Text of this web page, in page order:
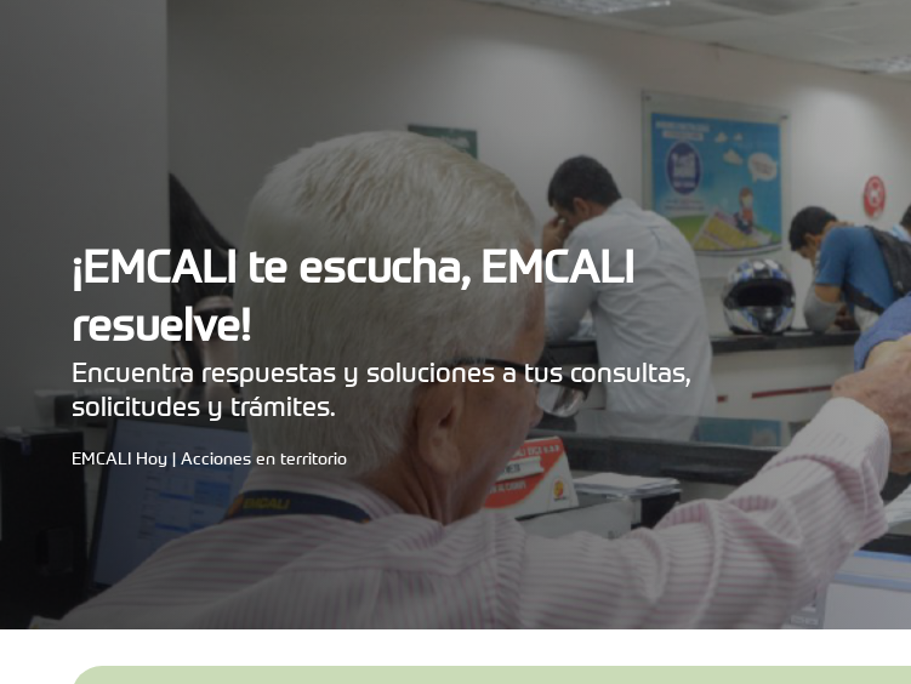
¡EMCALI te escucha, EMCALI
resuelve!
Encuentra respuestas y soluciones a tus consultas,
solicitudes y trámites.
EMCALI Hoy | Acciones en territorio